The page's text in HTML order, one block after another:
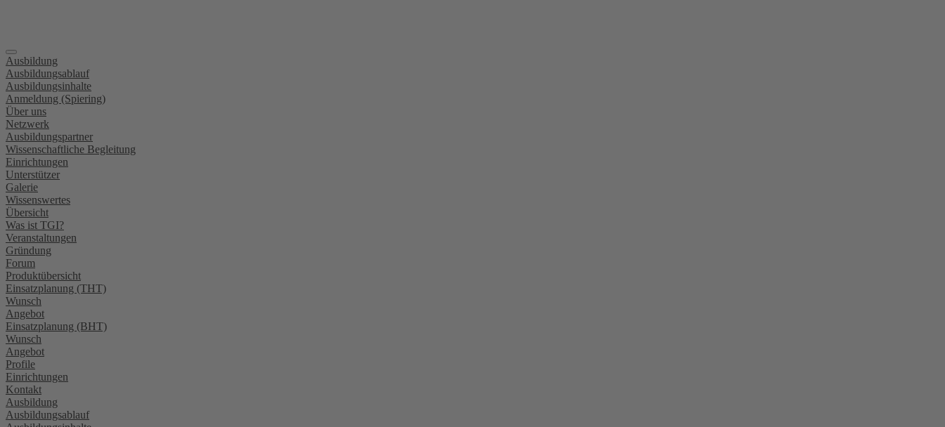
Ausbildung
Ausbildungsablauf
Ausbildungsinhalte
Anmeldung (Spiering)
Über uns
Netzwerk
Ausbildungspartner
Wissenschaftliche Begleitung
Einrichtungen
Unterstützer
Galerie
Wissenswertes
Übersicht
Was ist TGI?
Veranstaltungen
Gründung
Forum
Produktübersicht
Einsatzplanung (THT)
Wunsch
Angebot
Einsatzplanung (BHT)
Wunsch
Angebot
Profile
Einrichtungen
Kontakt
Ausbildung
Ausbildungsablauf